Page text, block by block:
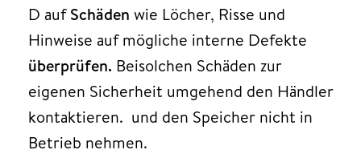
D aufSchäden wie Löcher, Risse und
Hinweise auf mögliche interne Defekte
überprüfen. Beisolchen Schäden zur
eigenen Sicherheit umgehend den Händler
kontaktieren. und den Speicher nicht in
Betrieb nehmen.